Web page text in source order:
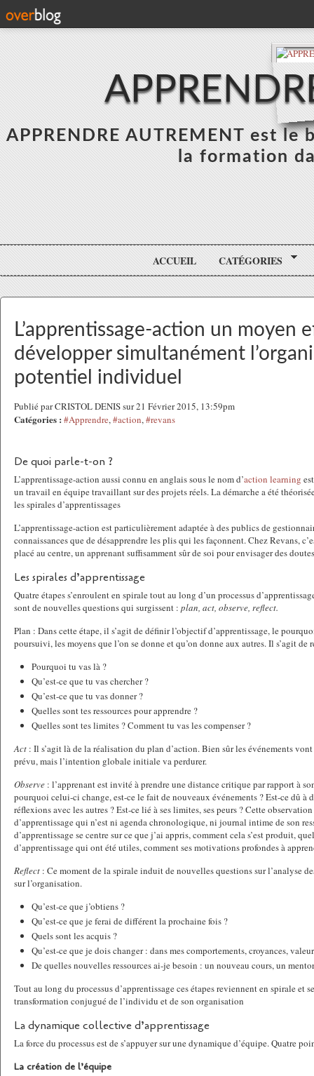
APPRENDRE AUTREMENT est
la formation
ACCUEIL CATÉGORIES
L’apprentissage-action un moyen
développer simultanément
potentiel individuel
Publié par CRISTOL DENIS sur 21 Février 2015, 13:59pm
Catégories : #Apprendre,#action,#revans
De quoi parle-t-on ?
L’apprentissage-action aussi connu en anglais sous le nom d’action learning
un travail en équipe travaillant sur des projets réels. La démarche a été
les spirales d’apprentissages
L’apprentissage-action est particulièrement adaptée à des publics de
connaissances que de désapprendre les plis qui les façonnent. Chez Revans,
placé au centre, un apprenant suffisamment sûr de soi pour envisager des
Les spirales d’apprentissage
Quatre étapes s’enroulent en spirale tout au long d’un processus
sont de nouvelles questions qui surgissent : plan, act, observe, reflect.
Plan : Dans cette étape, il s’agit de définir l’objectif d’apprentissage, le
poursuivi, les moyens que l’on se donne et qu’on donne aux autres. Il s’agit de
Pourquoi tu vas là ?
Qu’est-ce que tu vas chercher ?
Qu’est-ce que tu vas donner ?
Quelles sont tes ressources pour apprendre ?
Quelles sont tes limites ? Comment tu vas les compenser ?
Act : Il s’agit là de la réalisation du plan d’action. Bien sûr les événements
prévu, mais l’intention globale initiale va perdurer.
Observe : l’apprenant est invité à prendre une distance critique par rapport à
pourquoi celui-ci change, est-ce le fait de nouveaux événements ? Est-ce dû à
réflexions avec les autres ? Est-ce lié à ses limites, ses peurs ? Cette
d’apprentissage qui n’est ni agenda chronologique, ni journal intime de son
d’apprentissage se centre sur ce que j’ai appris, comment cela s’est produit,
d’apprentissage qui ont été utiles, comment ses motivations profondes à
Reflect : Ce moment de la spirale induit de nouvelles questions sur l’analyse
sur l’organisation.
Qu’est-ce que j’obtiens ?
Qu’est-ce que je ferai de différent la prochaine fois ?
Quels sont les acquis ?
Qu’est-ce que je dois changer : dans mes comportements, croyances,
De quelles nouvelles ressources ai-je besoin : un nouveau cours, un
Tout au long du processus d’apprentissage ces étapes reviennent en spirale et
transformation conjugué de l’individu et de son organisation
La dynamique collective d’apprentissage
La force du processus est de s’appuyer sur une dynamique d’équipe. Quatre
La création de l’équipe